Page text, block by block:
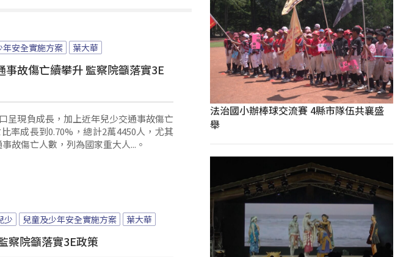
年安全實施方案 葉大華
事故傷亡續攀升 監察院籲落實3E
呈現負成長，加上近年兒少交通事故傷亡
率成長到0.70%，總計2萬4450人，尤其
故傷亡人數，列為國家重大人...。
少 兒童及少年安全實施方案 葉大華
察院籲落實3E政策
法治國小辦棒球交流賽 4縣市隊伍共襄盛
舉